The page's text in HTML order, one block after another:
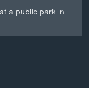
a public park in